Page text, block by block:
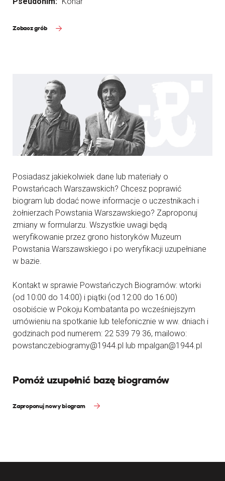
Zobacz grób
Posiadasz jakiekolwiek dane lub materiały o
Powstańcach Warszawskich? Chcesz poprawić
biogram lub dodać nowe informacje o uczestnikach i
żołnierzach Powstania Warszawskiego? Zaproponuj
zmiany w formularzu. Wszystkie uwagi będą
weryfikowanie przez grono historyków Muzeum
Powstania Warszawskiego i po weryfikacji uzupełniane
w bazie.
Kontakt w sprawie Powstańczych Biogramów: wtorki
(od 10:00 do 14:00) i piątki (od 12:00 do 16:00)
osobiście w Pokoju Kombatanta po wcześniejszym
umówieniu na spotkanie lub telefonicznie w ww. dniach i
godzinach pod numerem: 22 539 79 36, mailowo:
powstanczebiogramy@1944.pl lub mpalgan@1944.pl
Pomóż uzupełnić bazę biogramów
Zaproponuj nowy biogram